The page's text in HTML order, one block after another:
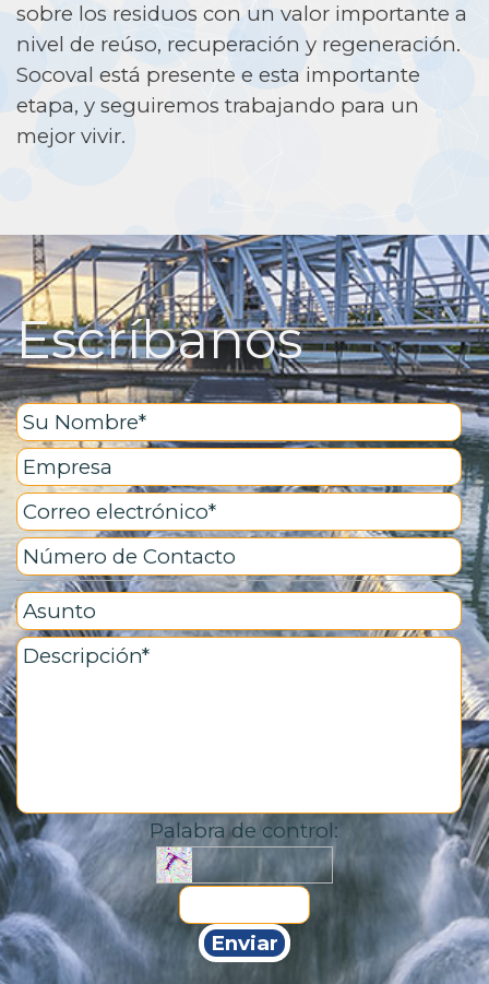
sobre los residuos con un valor importante a
nivel de reúso, recuperación y regeneración.
Socoval está presente e esta importante
etapa, y seguiremos trabajando para un
mejor vivir.
Escríbanos
Palabra de control: